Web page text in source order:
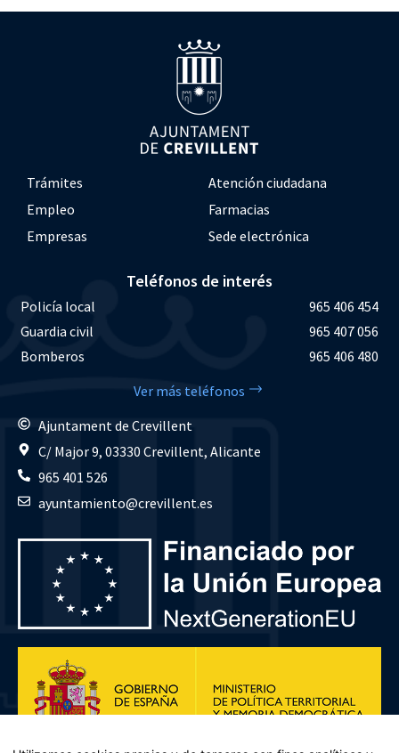
Trámites
Atención ciudadana
Empleo
Farmacias
Empresas
Sede electrónica
Teléfonos de interés
Policía local
965 406 454
Guardia civil
965 407 056
Bomberos
965 406 480
Ver más teléfonos
Ajuntament de Crevillent
C/ Major 9, 03330 Crevillent, Alicante
965 401 526
ayuntamiento@crevillent.es